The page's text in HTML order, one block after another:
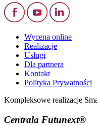
Wycena online
Realizacje
Usługi
Dla partnera
Kontakt
Polityka Prywatności
Kompleksowe realizacje
Centrala Futunext®